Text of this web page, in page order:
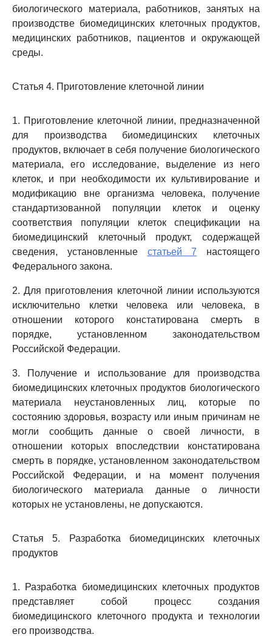
биологического материала, работников, занятых на
производстве биомедицинских клеточных продуктов,
медицинских работников, пациентов и окружающей
среды.
Статья 4. Приготовление клеточной линии
1. Приготовление клеточной линии, предназначенной
для производства биомедицинских клеточных
продуктов, включает в себя получение биологического
материала, его исследование, выделение из него
клеток, и при необходимости их культивирование и
модификацию вне организма человека, получение
стандартизованной популяции клеток и оценку
соответствия популяции клеток спецификации на
биомедицинский клеточный продукт, содержащей
сведения, установленные статьей 7 настоящего
Федерального закона.
2. Для приготовления клеточной линии используются
исключительно клетки человека или человека, в
отношении которого констатирована смерть в
порядке, установленном законодательством
Российской Федерации.
3. Получение и использование для производства
биомедицинских клеточных продуктов биологического
материала неустановленных лиц, которые по
состоянию здоровья, возрасту или иным причинам не
могли сообщить данные о своей личности, в
отношении которых впоследствии констатирована
смерть в порядке, установленном законодательством
Российской Федерации, и на момент получения
биологического материала данные о личности
которых не установлены, не допускаются.
Статья 5. Разработка биомедицинских клеточных
продуктов
1. Разработка биомедицинских клеточных продуктов
представляет собой процесс создания
биомедицинского клеточного продукта и технологии
его производства.